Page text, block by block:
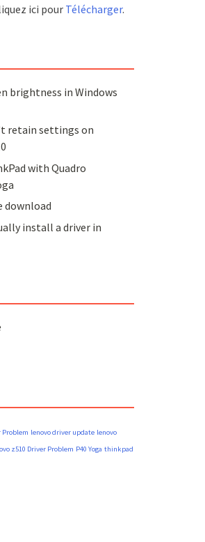
ici pour Télécharger.
brightness in Windows
retain settings on
with Quadro
download
install a driver in
Problem lenovo driver update lenovo
z510 Driver Problem P40 Yoga thinkpad